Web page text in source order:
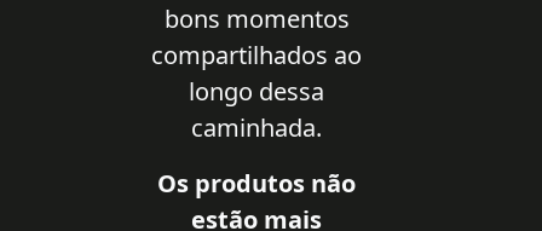
bons momentos
compartilhados ao
longo dessa
caminhada.
Os produtos não
estão mais